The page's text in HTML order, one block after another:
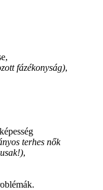
fázékonyság),
terhes nők
,